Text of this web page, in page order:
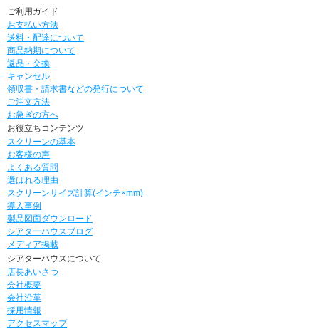
ご利用ガイド
お支払い方法
送料・配達について
商品納期について
返品・交換
キャンセル
領収書・請求書などの発行について
ご注文方法
お急ぎの方へ
お役立ちコンテンツ
スクリーンの基本
お客様の声
よくある質問
選ばれる理由
スクリーンサイズ計算(インチ×mm)
導入事例
製品図面ダウンロード
シアターハウスブログ
メディア掲載
シアターハウスについて
店長あいさつ
会社概要
会社沿革
採用情報
アクセスマップ